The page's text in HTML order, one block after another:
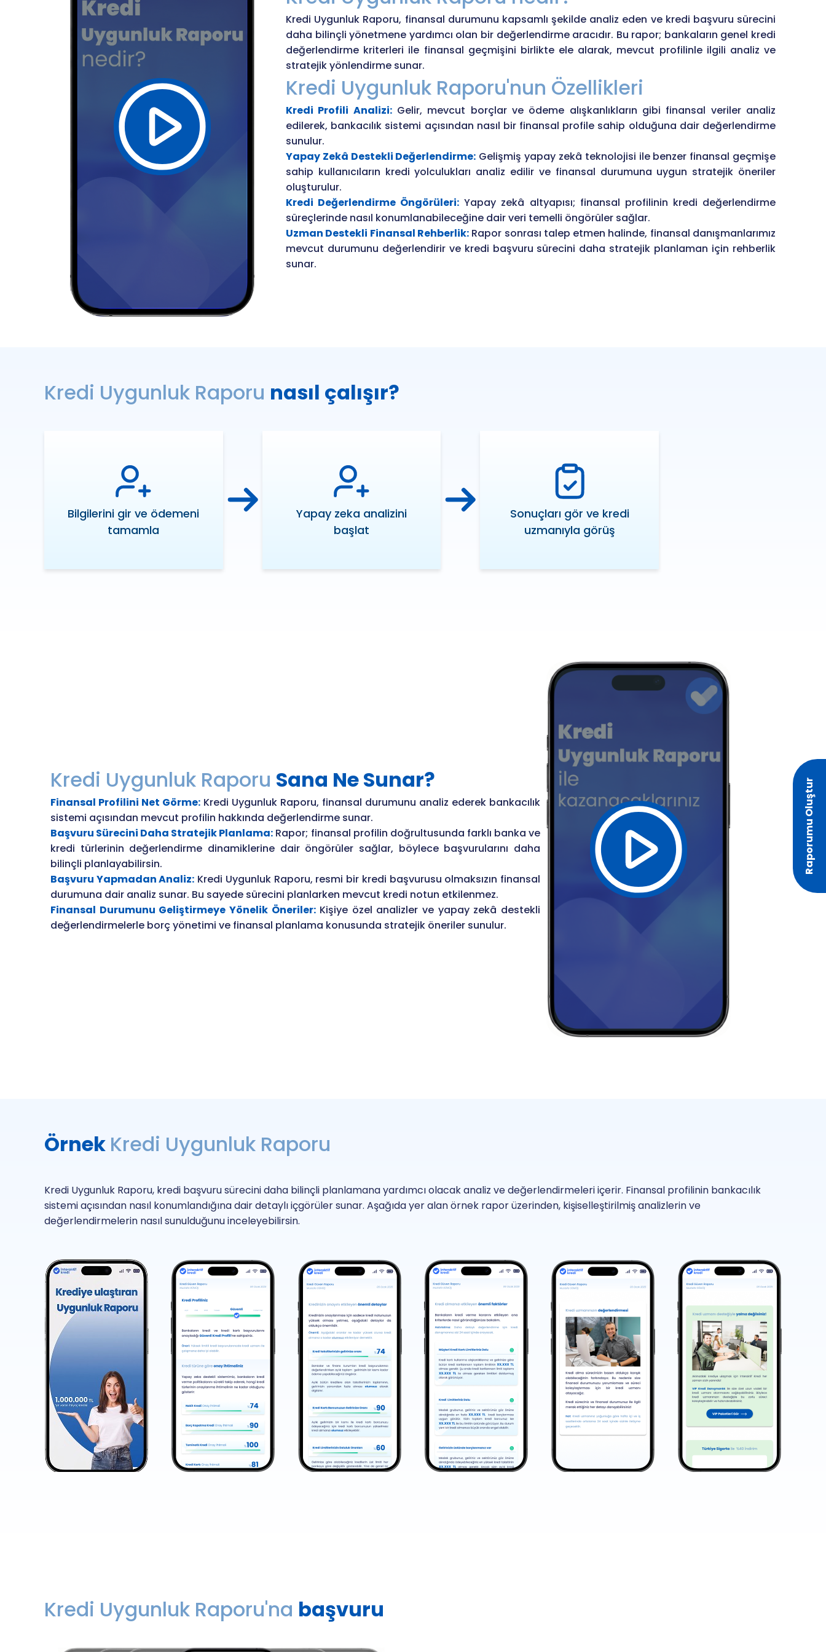
Raporumu Oluştur
Kredi Uygunluk Raporu, finansal durumunu kapsamlı şekilde analiz eden ve kredi başvuru sürecini
daha bilinçli yönetmene yardımcı olan bir değerlendirme aracıdır. Bu rapor; bankaların genel kredi
değerlendirme kriterleri ile finansal geçmişini birlikte ele alarak, mevcut profilinle ilgili analiz ve
stratejik yönlendirme sunar.
Kredi Uygunluk Raporu'nun Özellikleri
Kredi Profili Analizi:Gelir, mevcut borçlar ve ödeme alışkanlıkların gibi finansal veriler analiz
edilerek, bankacılık sistemi açısından nasıl bir finansal profile sahip olduğuna dair değerlendirme
sunulur.
Yapay Zekâ Destekli Değerlendirme: Gelişmiş yapay zekâ teknolojisi ile benzer finansal geçmişe
sahip kullanıcıların kredi yolculukları analiz edilir ve finansal durumuna uygun stratejik öneriler
oluşturulur.
Kredi Değerlendirme Öngörüleri: Yapay zekâ altyapısı; finansal profilinin kredi değerlendirme
süreçlerinde nasıl konumlanabileceğine dair veri temelli öngörüler sağlar.
Uzman Destekli Finansal Rehberlik:Rapor sonrası talep etmen halinde, finansal danışmanlarımız
mevcut durumunu değerlendirir ve kredi başvuru sürecini daha stratejik planlaman için rehberlik
sunar.
Kredi Uygunluk Raporu nasıl çalışır?
Bilgilerini gir ve ödemeni
tamamla
Yapay zeka analizini
başlat
Sonuçları gör ve kredi
uzmanıyla görüş
Kredi Uygunluk Raporu Sana Ne Sunar?
Finansal Profilini Net Görme: Kredi Uygunluk Raporu, finansal durumunu analiz ederek bankacılık
sistemi açısından mevcut profilin hakkında değerlendirme sunar.
Başvuru Sürecini Daha Stratejik Planlama: Rapor; finansal profilin doğrultusunda farklı banka ve
kredi türlerinin değerlendirme dinamiklerine dair öngörüler sağlar, böylece başvurularını daha
bilinçli planlayabilirsin.
Başvuru Yapmadan Analiz: Kredi Uygunluk Raporu, resmi bir kredi başvurusu olmaksızın finansal
durumuna dair analiz sunar. Bu sayede sürecini planlarken mevcut kredi notun etkilenmez.
Finansal Durumunu Geliştirmeye Yönelik Öneriler:Kişiye özel analizler ve yapay zekâ destekli
değerlendirmelerle borç yönetimi ve finansal planlama konusunda stratejik öneriler sunulur.
Örnek Kredi Uygunluk Raporu
Kredi Uygunluk Raporu, kredi başvuru sürecini daha bilinçli planlamana yardımcı olacak analiz ve değerlendirmeleri içerir. Finansal profilinin bankacılık
sistemi açısından nasıl konumlandığına dair detaylı içgörüler sunar. Aşağıda yer alan örnek rapor üzerinden, kişiselleştirilmiş analizlerin ve
değerlendirmelerin nasıl sunulduğunu inceleyebilirsin.
Kredi Uygunluk Raporu'na başvuru